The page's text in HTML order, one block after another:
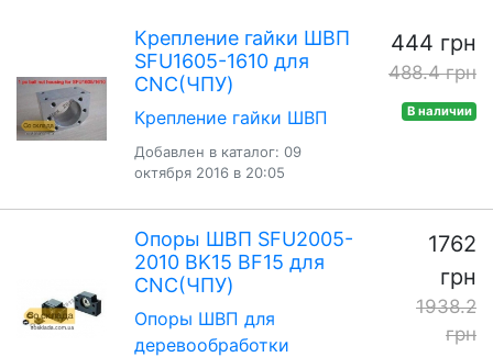
Крепление гайки ШВП
SFU1605-1610 для
CNC(ЧПУ)
Крепление гайки ШВП
Добавлен в каталог: 09
октября 2016 в 20:05
444 грн
488.4 грн
В наличии
Опоры ШВП SFU2005-
2010 BK15 BF15 для
CNC(ЧПУ)
Опоры ШВП для
деревообработки
1762
грн
1938.2
грн